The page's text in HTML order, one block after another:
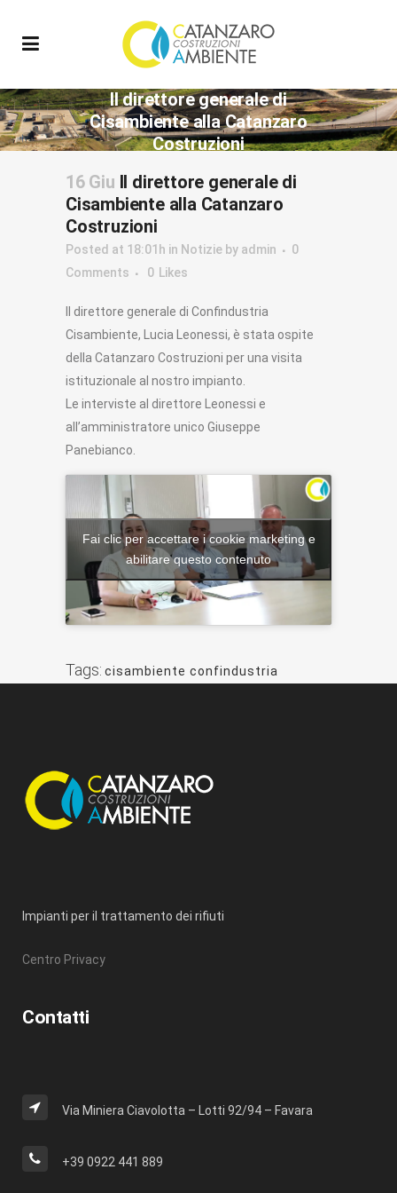
Il direttore generale di
Cisambiente alla Catanzaro
Costruzioni
16 Giu Il direttore generale di
Cisambiente alla Catanzaro
Costruzioni
Posted at 18:01h in Notizie by admin
0
Comments
0 Likes
Il direttore generale di Confindustria
Cisambiente, Lucia Leonessi, è stata ospite
della Catanzaro Costruzioni per una visita
istituzionale al nostro impianto.
Le interviste al direttore Leonessi e
all’amministratore unico Giuseppe
Panebianco.
Fai clic per accettare i cookie marketing e
abilitare questo contenuto
Tags: cisambiente confindustria
Impianti per il trattamento dei rifiuti
Centro Privacy
Contatti
Via Miniera Ciavolotta – Lotti 92/94 – Favara
+39 0922 441 889